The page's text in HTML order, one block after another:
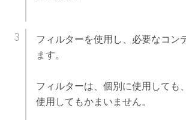
フィルターを使用し、必要なコン
ます。
フィルターは、個別に使用しても
使用してもかまいません。